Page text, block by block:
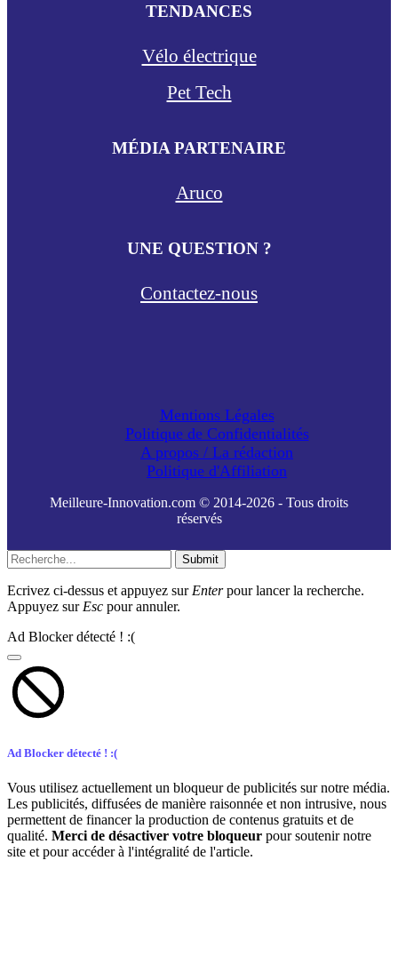
TENDANCES
Vélo électrique
Pet Tech
MÉDIA PARTENAIRE
Aruco
UNE QUESTION ?
Contactez-nous
Mentions Légales
Politique de Confidentialités
A propos / La rédaction
Politique d'Affiliation
Meilleure-Innovation.com © 2014-2026 - Tous droits
réservés
Submit
Ecrivez ci-dessus et appuyez sur Enterpour lancer la recherche.
Appuyez sur Esc pour annuler.
Ad Blocker détecté ! :(
Ad Blocker détecté ! :(
Vous utilisez actuellement un bloqueur de publicités sur notre média.
Les publicités, diffusées de manière raisonnée et non intrusive, nous
permettent de financer la production de contenus gratuits et de
qualité. Merci de désactiver votre bloqueur pour soutenir notre
site et pour accéder à l'intégralité de l'article.